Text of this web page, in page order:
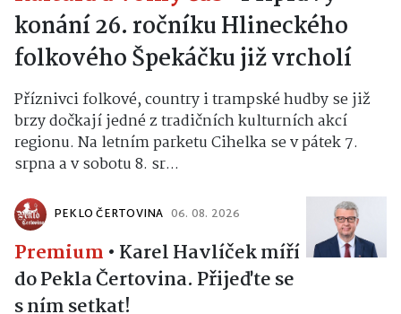
konání 26. ročníku Hlineckého
folkového Špekáčku již vrcholí
Příznivci folkové, country i trampské hudby se již
brzy dočkají jedné z tradičních kulturních akcí
regionu. Na letním parketu Cihelka se v pátek 7.
srpna a v sobotu 8. sr...
PEKLO ČERTOVINA 06. 08. 2026
Premium • Karel Havlíček míří
do Pekla Čertovina. Přijeďte se
s ním setkat!